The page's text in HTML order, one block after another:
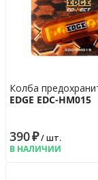
Колба
EDGE EDC-HM015
390₽/ шт.
В НАЛИЧИИ